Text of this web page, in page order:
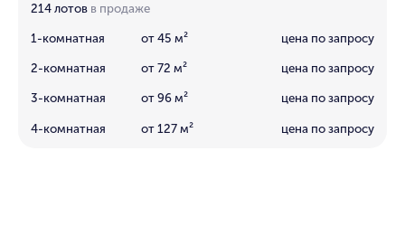
214 лотов в продаже
1-комнатная от 45 м² цена по запросу
2-комнатная от 72 м² цена по запросу
3-комнатная от 96 м² цена по запросу
4-комнатная от 127 м² цена по запросу